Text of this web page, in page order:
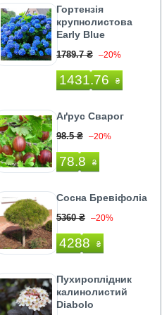
Гортензія
крупнолистова
Early Blue
1789.7 ₴ –20%
1431.76 ₴
Аґрус Сварог
98.5 ₴ –20%
78.8 ₴
Сосна Бревіфоліа
5360 ₴ –20%
4288 ₴
Пухироплiдник
калинолистий
Diabolo